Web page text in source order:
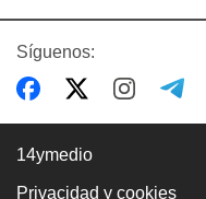
Síguenos:
14ymedio
Privacidad y cookies